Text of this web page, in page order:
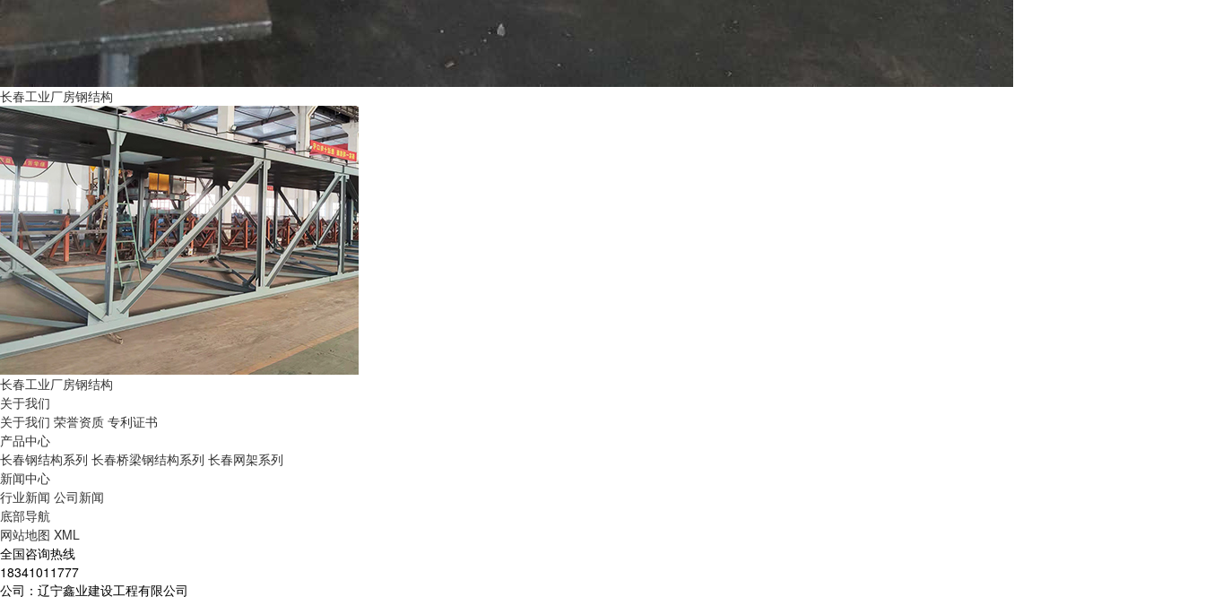
长春工业厂房钢结构
长春工业厂房钢结构
关于我们
关于我们 荣誉资质 专利证书
产品中心
长春钢结构系列 长春桥梁钢结构系列 长春网架系列
新闻中心
行业新闻 公司新闻
底部导航
网站地图 XML
全国咨询热线
18341011777
公司：辽宁鑫业建设工程有限公司